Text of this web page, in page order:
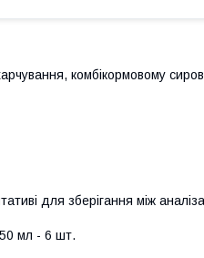
комбікормовому
для зберігання між
мл - 6 шт.